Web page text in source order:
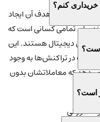
است که هدف آن ایجاد
برای تمامی کسانی است که
ارزهای دیجیتال هستند. این
امنیت در تراکنش‌ها به وجود
می‌دهد که معاملاتشان بدون